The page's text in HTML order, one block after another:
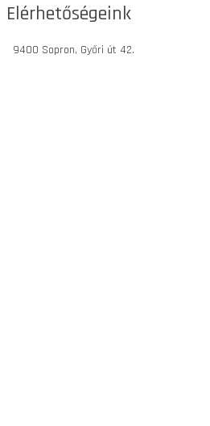
Elérhetőségeink
9400 Sopron, Győri út 42.